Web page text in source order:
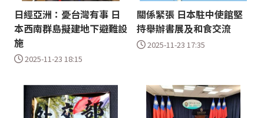
日經亞洲：憂台灣有事 日
本西南群島擬建地下避難設
施
2025-11-23 18:15
關係緊張 日本駐中使館堅
持舉辦書展及和食交流
2025-11-23 17:35